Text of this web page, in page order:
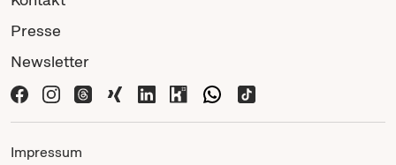
Presse
Newsletter
Impressum